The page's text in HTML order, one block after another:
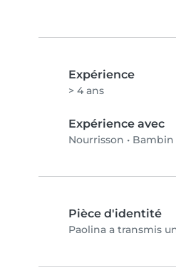
Expérience
> 4 ans
Expérience avec
Nourrisson • Bambin
Pièce d'identité
Paolina a transmis